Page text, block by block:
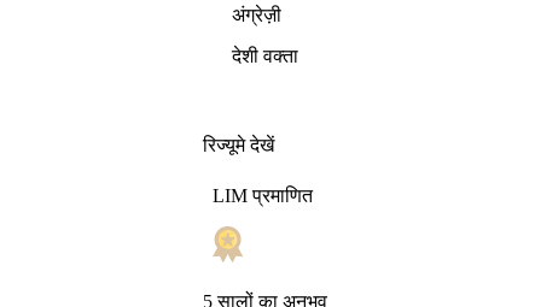
अंग्रेज़ी
देशी वक्ता
रिज्यूमे देखें
LIM प्रमाणित
5 सालों का अनुभव